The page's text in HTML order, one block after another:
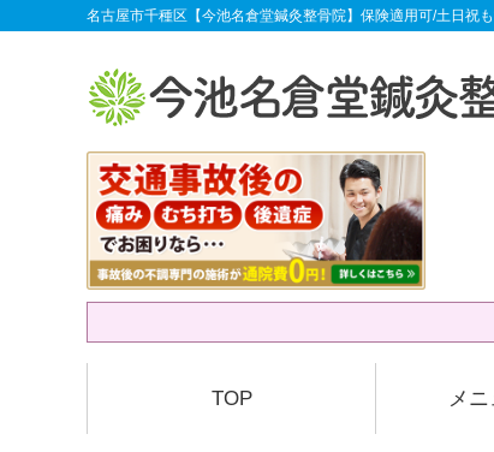
名古屋市千種区【今池名倉堂鍼灸整骨院】保険適用可/土日祝
TOP メ